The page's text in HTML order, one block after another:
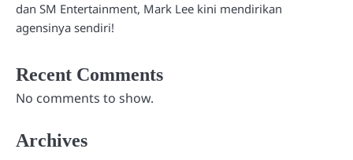
dan SM Entertainment, Mark Lee kini mendirikan
agensinya sendiri!
Recent Comments
No comments to show.
Archives